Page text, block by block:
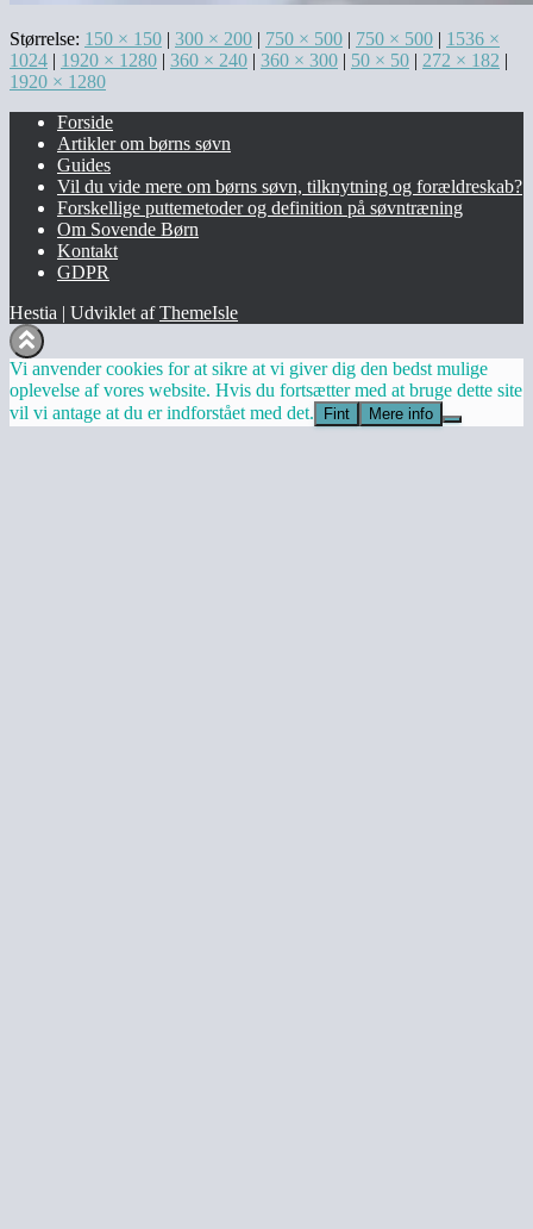
Størrelse: 150 × 150 | 300 × 200 | 750 × 500 | 750 × 500 | 1536 ×
1024 | 1920 × 1280 | 360 × 240 | 360 × 300 | 50 × 50 | 272 × 182 |
1920 × 1280
Forside
Artikler om børns søvn
Guides
Vil du vide mere om børns søvn, tilknytning og forældreskab?​
Forskellige puttemetoder og definition på søvntræning
Om Sovende Børn
Kontakt
GDPR
Hestia | Udviklet afThemeIsle
Vi anvender cookies for at sikre at vi giver dig den bedst mulige
oplevelse af vores website. Hvis du fortsætter med at bruge dette site
vil vi antage at du er indforstået med det.
Fint Mere info